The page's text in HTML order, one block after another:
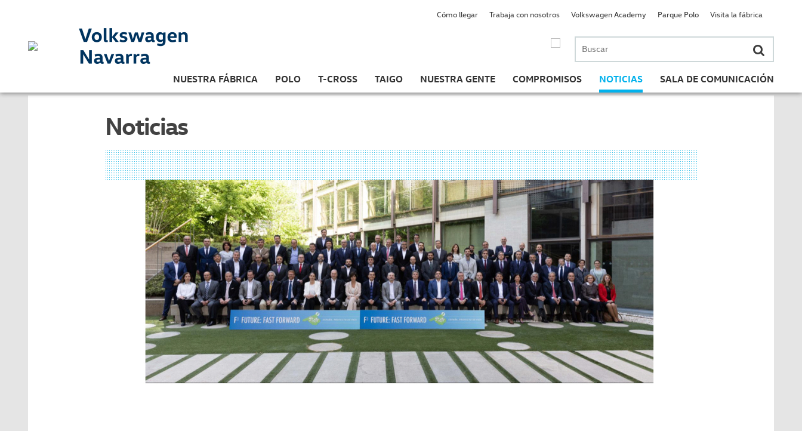
Buscar
por:
NUESTRA FÁBRICA POLO T-CROSS TAIGO NUESTRA GENTE COMPROMISOS NOTICIAS SALA DE COMUNICACIÓN
Cómo llegar Trabaja con nosotros Volkswagen Academy Parque Polo Visita la fábrica
Noticias